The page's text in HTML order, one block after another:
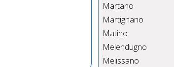
Martano
Martignano
Matino
Melendugno
Melissano